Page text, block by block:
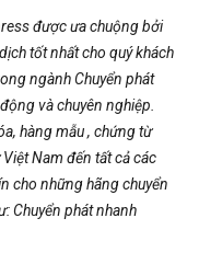
được ưa chuộng bởi
tốt nhất cho quý khách
ngành Chuyển phát
và chuyên nghiệp.
hàng mẫu , chứng từ
Nam đến tất cả các
cho những hãng chuyển
Chuyển phát nhanh